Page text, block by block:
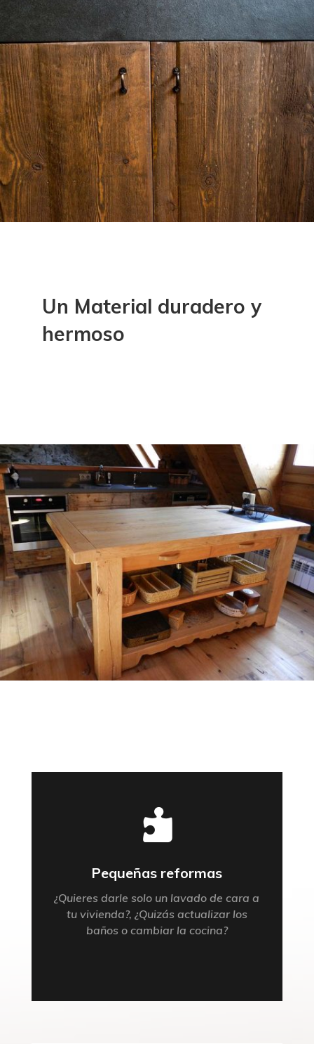
Un Material duradero y
hermoso

Pequeñas reformas
¿Quieres darle solo un lavado de cara a
tu vivienda?, ¿Quizás actualizar los
baños o cambiar la cocina?